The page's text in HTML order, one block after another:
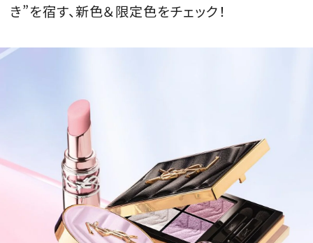
SPUR読者のためのメンバーシッププログラム
FOLLOW US
き”を宿す、新色＆限定色をチェック！